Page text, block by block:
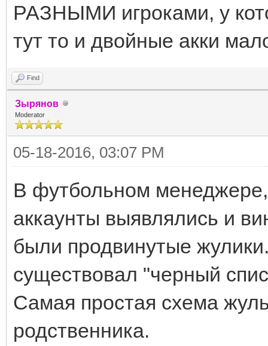
РАЗНЫМИ игроками, у
тут то и двойные акки
Find
Зырянов
Moderator
05-18-2016, 03:07 PM
В футбольном
аккаунты выявлялись и
были продвинутые
существовал "черный
Самая простая схема
родственника.